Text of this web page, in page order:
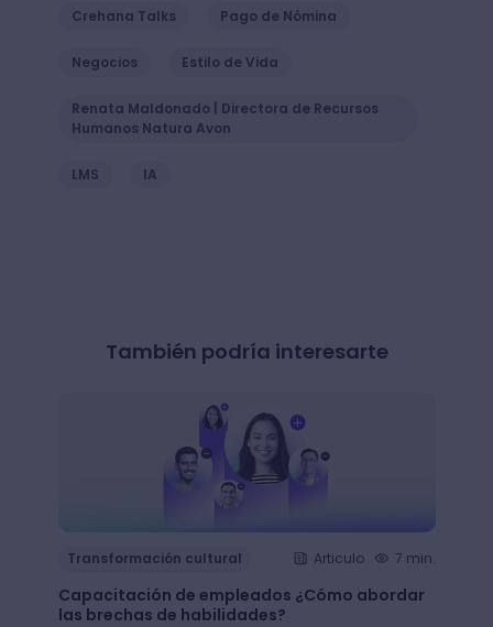
Crehana Talks Pago de Nómina
Negocios Estilo de Vida
Renata Maldonado | Directora de Recursos
Humanos Natura Avon
LMS IA
También podría interesarte
Transformación cultural Articulo 7 min.
Capacitación de empleados ¿Cómo abordar
las brechas de habilidades?